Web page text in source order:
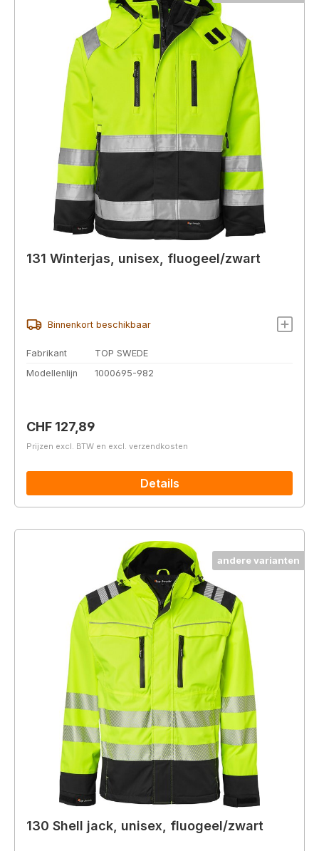
131 Winterjas, unisex, fluogeel/zwart
Binnenkort beschikbaar
Fabrikant
TOP SWEDE
Modellenlijn
1000695-982
Normale prijs:
CHF 127,89
Prijzen excl. BTW en excl. verzendkosten
Details
andere varianten
130 Shell jack, unisex, fluogeel/zwart